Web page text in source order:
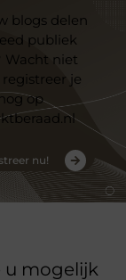
blogs delen
publiek
Wacht niet
registreer je
op
nu!
u mogelijk